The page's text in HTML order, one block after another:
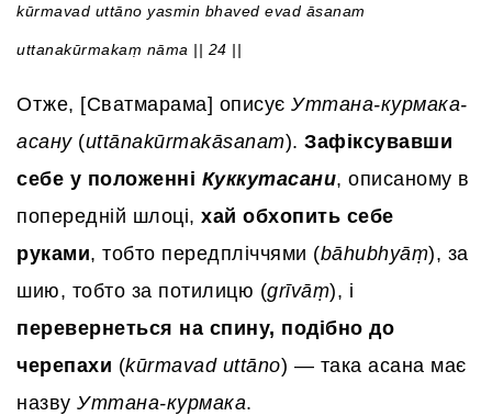
kūrmavad uttāno yasmin bhaved evad āsanam
uttanakūrmakaṃ nāma || 24 ||
Отже, [Сватмарама] описує Уттана-курмака-
асану(uttānakūrmakāsanam). Зафіксувавши
себе у положенні Куккутасани, описаному в
попередній шлоці, хай обхопить себе
руками, тобто передпліччями (bāhubhyāṃ), за
шию, тобто за потилицю (grīvāṃ), і
перевернеться на спину, подібно до
черепахи (kūrmavad uttāno) — така асана має
назву Уттана-курмака.